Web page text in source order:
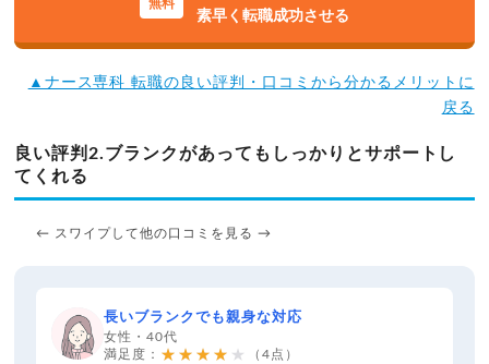
素早く転職成功させる
▲ナース専科 転職の良い評判・口コミから分かるメリットに
戻る
良い評判2.ブランクがあってもしっかりとサポートし
てくれる
← スワイプして他の口コミを見る →
長いブランクでも親身な対応
女性・40代
満足度： ★★★★★ （4点）